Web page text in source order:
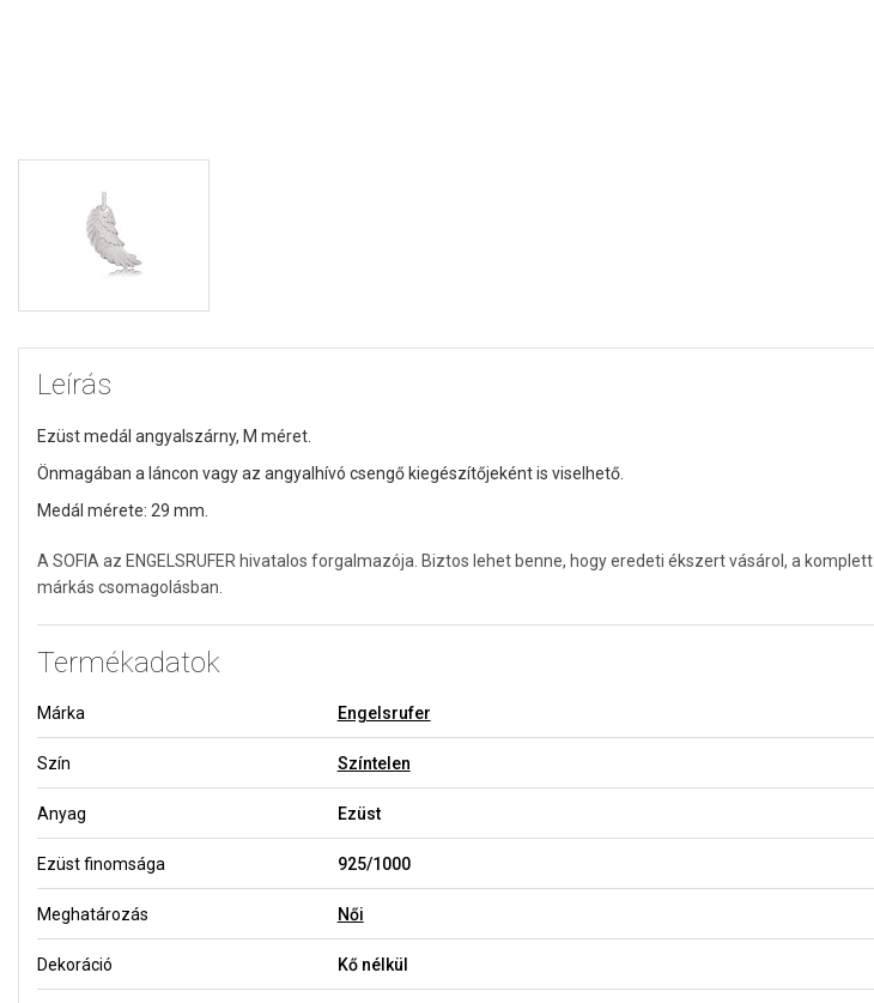
Leírás
Ezüst medál angyalszárny, M méret.
Önmagában a láncon vagy az angyalhívó csengő kiegészítőjeként is viselhető.
Medál mérete: 29 mm.
A SOFIA az ENGELSRUFER hivatalos forgalmazója. Biztos lehet benne, hogy eredeti ékszert vásárol, a komplett
márkás csomagolásban.
Termékadatok
Márka Engelsrufer
Szín Színtelen
Anyag Ezüst
Ezüst finomsága 925/1000
Meghatározás Női
Dekoráció Kő nélkül